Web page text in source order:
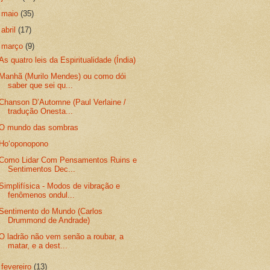
maio(35)
abril(17)
março(9)
quatro leis da Espiritualidade (Índia)
(Murilo Mendes) ou como dói
saber que sei qu...
D’Automne (Paul Verlaine /
tradução Onesta...
mundo das sombras
Lidar Com Pensamentos Ruins e
Sentimentos Dec...
- Modos de vibração e
fenômenos ondul...
do Mundo (Carlos
Drummond de Andrade)
ladrão não vem senão a roubar, a
matar, e a dest...
fevereiro(13)